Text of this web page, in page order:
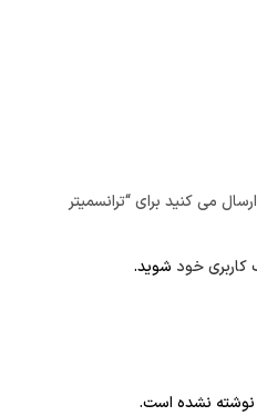
نشده است.
می کنید برای “ترانسمیتر
کاربری خود شوید.